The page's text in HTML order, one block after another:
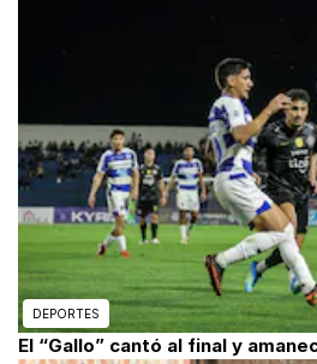
DEPORTES
El “Gallo” cantó al final y